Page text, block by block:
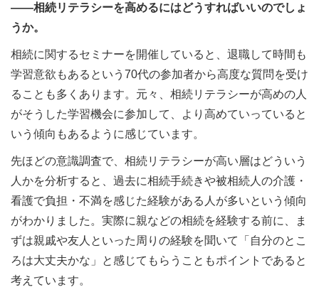
――相続リテラシーを高めるにはどうすればいいのでしょ
うか。
相続に関するセミナーを開催していると、退職して時間も
学習意欲もあるという70代の参加者から高度な質問を受け
ることも多くあります。元々、相続リテラシーが高めの人
がそうした学習機会に参加して、より高めていっていると
いう傾向もあるように感じています。
先ほどの意識調査で、相続リテラシーが高い層はどういう
人かを分析すると、過去に相続⼿続きや被相続⼈の介護・
看護で負担・不満を感じた経験がある人が多いという傾向
がわかりました。実際に親などの相続を経験する前に、ま
ずは親戚や友人といった周りの経験を聞いて「自分のとこ
ろは大丈夫かな」と感じてもらうこともポイントであると
考えています。